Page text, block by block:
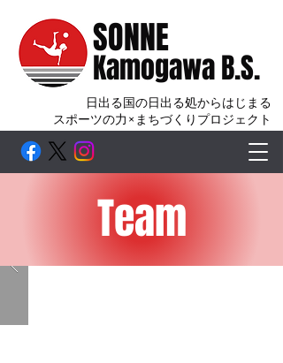
SONNE
Kamogawa B.S.
日出る国の日出る処からはじまる
スポーツの力×まちづくりプロジェクト
Team